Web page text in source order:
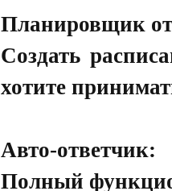
Планировщик
Создать
хотите
Авто-ответчик:
Полный